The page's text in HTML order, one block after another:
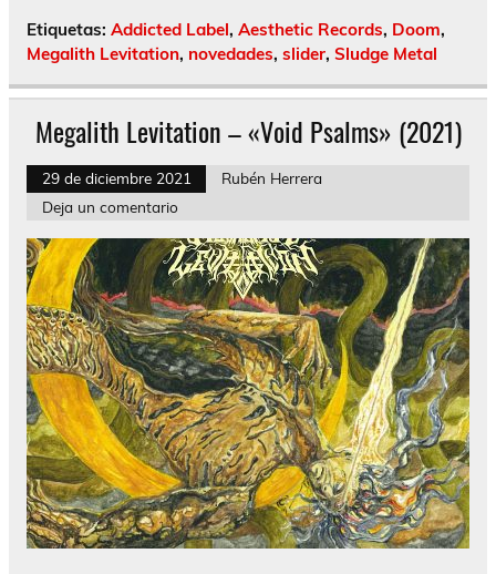
Etiquetas: Addicted Label, Aesthetic Records, Doom,
Megalith Levitation, novedades, slider, Sludge Metal
Megalith Levitation – «Void Psalms» (2021)
29 de diciembre 2021
Rubén Herrera
Deja un comentario